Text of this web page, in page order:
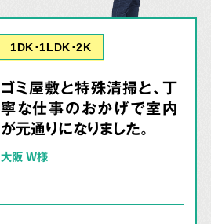
1DK･1LDK･2K
ゴミ屋敷と特殊清掃と、丁
寧な仕事のおかげで室内
が元通りになりました。
大阪 W様